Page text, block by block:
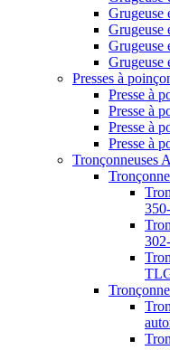
Grugeuse
Presses à
Presse à
Presse à
Presse à
Presse à
Tronçonneuses